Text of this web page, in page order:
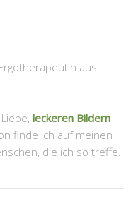
aus
leckeren Bildern
finde ich auf meinen
die ich so treffe.